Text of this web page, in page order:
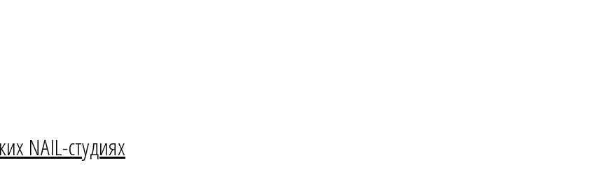
NAIL-студиях